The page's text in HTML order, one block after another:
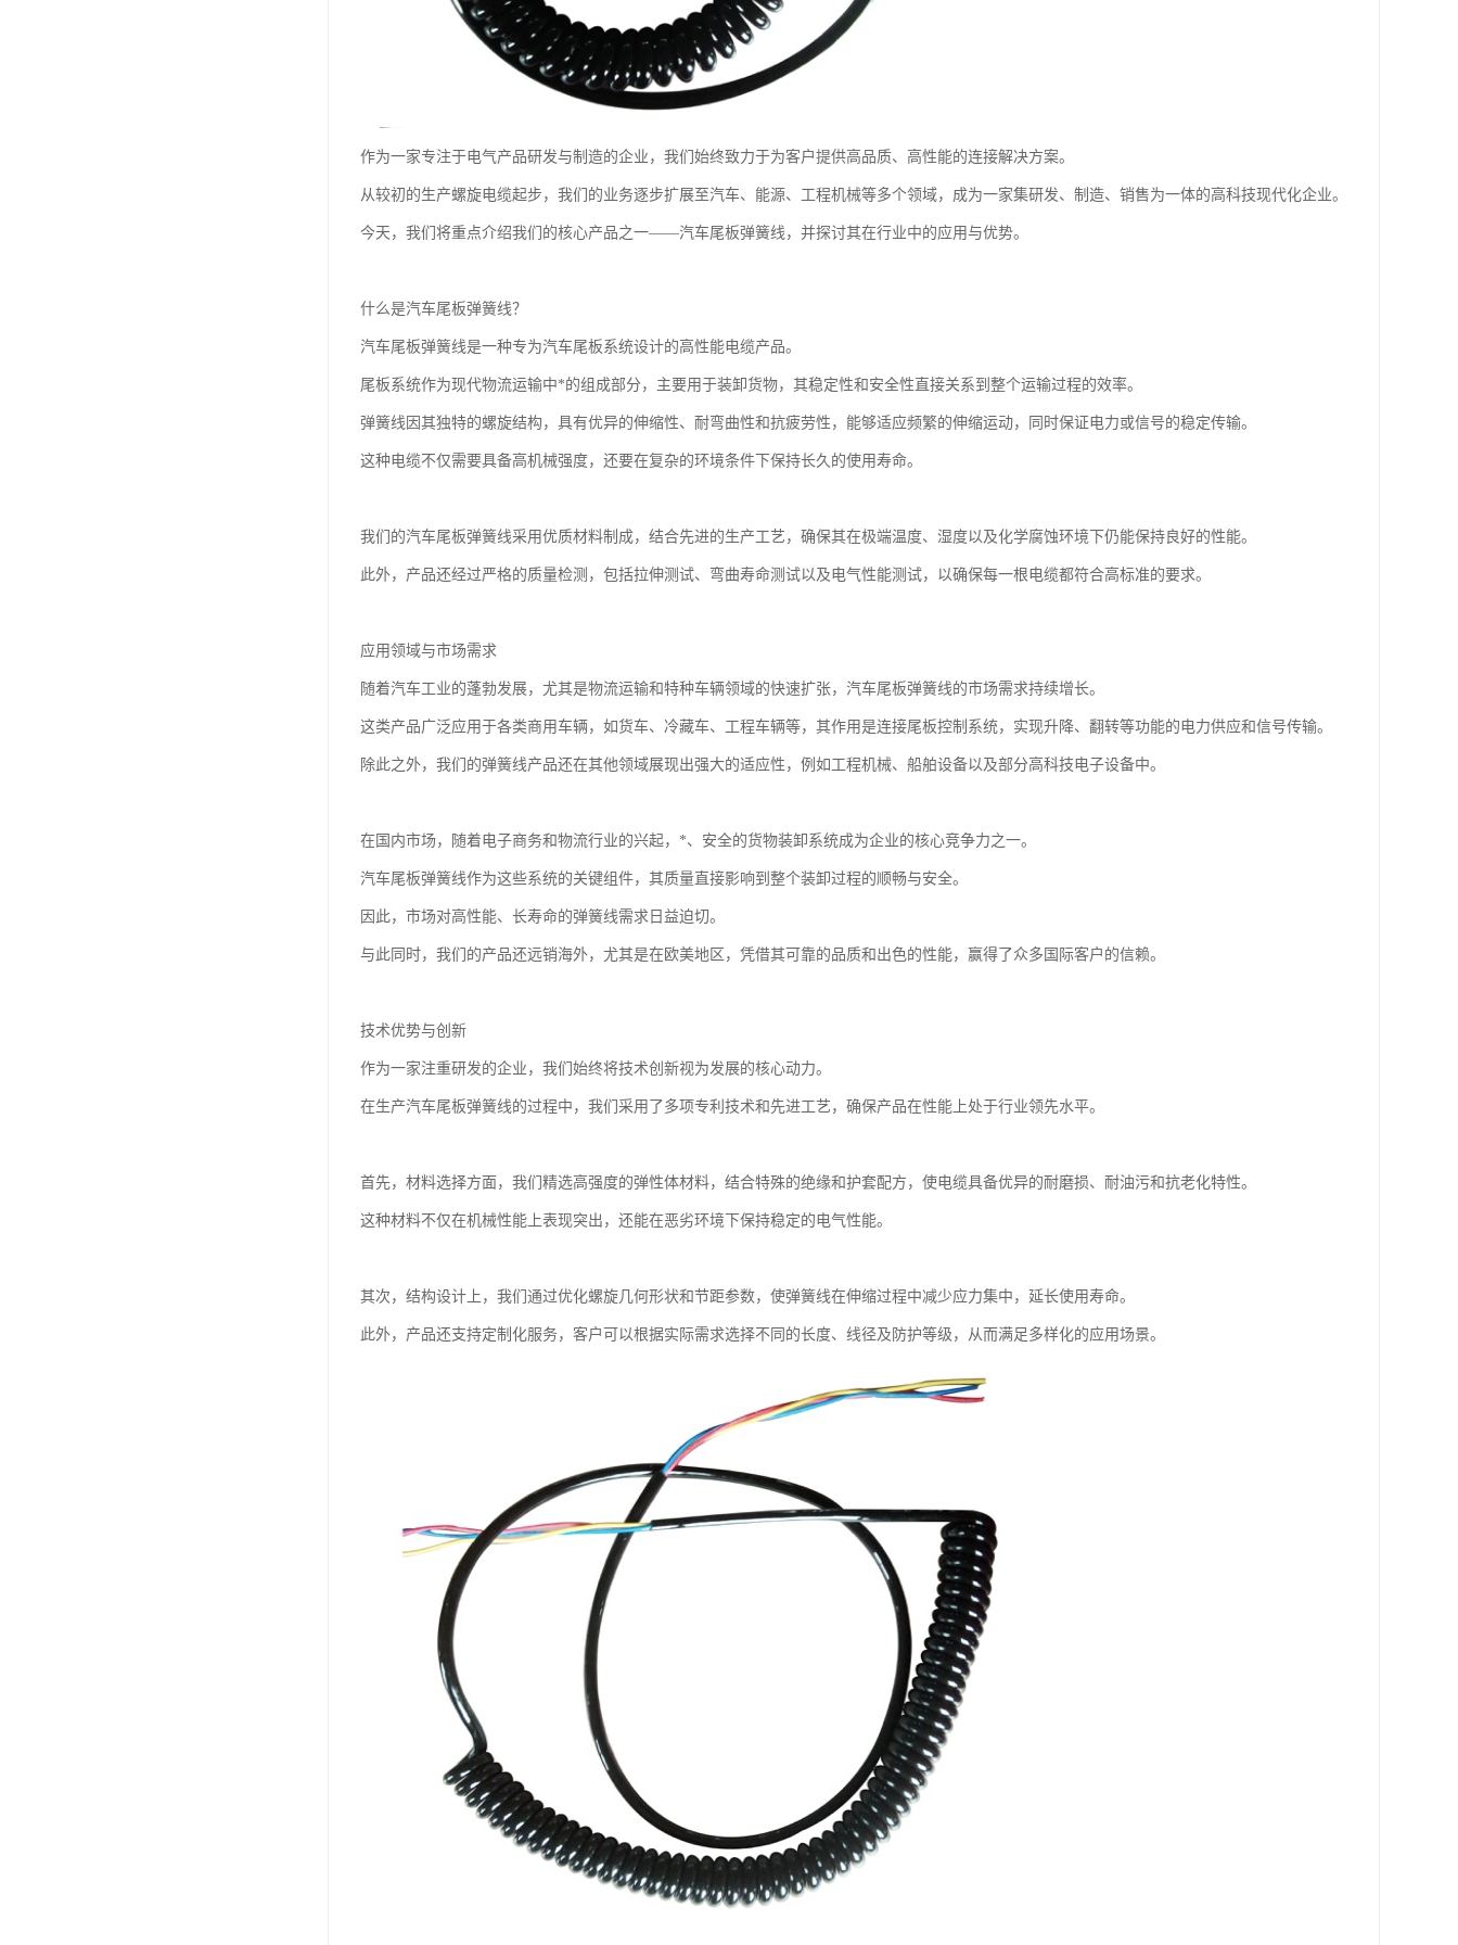
作为一家专注于电气产品研发与制造的企业，我们始终致力于为客户提供高品质、高性能的连接解决方案。
从较初的生产螺旋电缆起步，我们的业务逐步扩展至汽车、能源、工程机械等多个领域，成为一家集研发、制造、销售为一体的高科技现代化企业。
今天，我们将重点介绍我们的核心产品之一——汽车尾板弹簧线，并探讨其在行业中的应用与优势。
什么是汽车尾板弹簧线？
汽车尾板弹簧线是一种专为汽车尾板系统设计的高性能电缆产品。
尾板系统作为现代物流运输中*的组成部分，主要用于装卸货物，其稳定性和安全性直接关系到整个运输过程的效率。
弹簧线因其独特的螺旋结构，具有优异的伸缩性、耐弯曲性和抗疲劳性，能够适应频繁的伸缩运动，同时保证电力或信号的稳定传输。
这种电缆不仅需要具备高机械强度，还要在复杂的环境条件下保持长久的使用寿命。
我们的汽车尾板弹簧线采用优质材料制成，结合先进的生产工艺，确保其在极端温度、湿度以及化学腐蚀环境下仍能保持良好的性能。
此外，产品还经过严格的质量检测，包括拉伸测试、弯曲寿命测试以及电气性能测试，以确保每一根电缆都符合高标准的要求。
应用领域与市场需求
随着汽车工业的蓬勃发展，尤其是物流运输和特种车辆领域的快速扩张，汽车尾板弹簧线的市场需求持续增长。
这类产品广泛应用于各类商用车辆，如货车、冷藏车、工程车辆等，其作用是连接尾板控制系统，实现升降、翻转等功能的电力供应和信号传输。
除此之外，我们的弹簧线产品还在其他领域展现出强大的适应性，例如工程机械、船舶设备以及部分高科技电子设备中。
在国内市场，随着电子商务和物流行业的兴起，*、安全的货物装卸系统成为企业的核心竞争力之一。
汽车尾板弹簧线作为这些系统的关键组件，其质量直接影响到整个装卸过程的顺畅与安全。
因此，市场对高性能、长寿命的弹簧线需求日益迫切。
与此同时，我们的产品还远销海外，尤其是在欧美地区，凭借其可靠的品质和出色的性能，赢得了众多国际客户的信赖。
技术优势与创新
作为一家注重研发的企业，我们始终将技术创新视为发展的核心动力。
在生产汽车尾板弹簧线的过程中，我们采用了多项专利技术和先进工艺，确保产品在性能上处于行业领先水平。
首先，材料选择方面，我们精选高强度的弹性体材料，结合特殊的绝缘和护套配方，使电缆具备优异的耐磨损、耐油污和抗老化特性。
这种材料不仅在机械性能上表现突出，还能在恶劣环境下保持稳定的电气性能。
其次，结构设计上，我们通过优化螺旋几何形状和节距参数，使弹簧线在伸缩过程中减少应力集中，延长使用寿命。
此外，产品还支持定制化服务，客户可以根据实际需求选择不同的长度、线径及防护等级，从而满足多样化的应用场景。